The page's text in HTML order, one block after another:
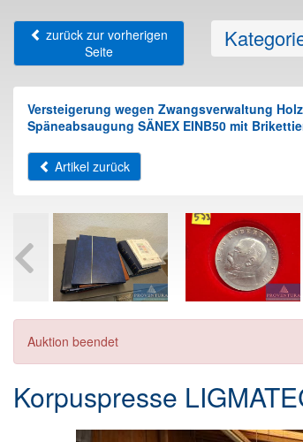
zurück zur vorherigen
Seite
Versteigerung wegen Zwangsverwaltung
Späneabsaugung SÄNEX EINB50 mit
Artikel zurück
Auktion beendet
Korpuspresse